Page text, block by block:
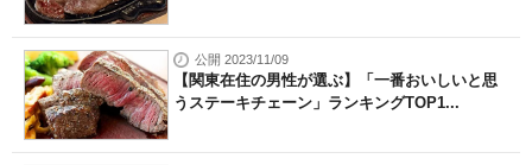
公開 2023/11/09
【関東在住の男性が選ぶ】「一番おいしいと思
うステーキチェーン」ランキングTOP1...